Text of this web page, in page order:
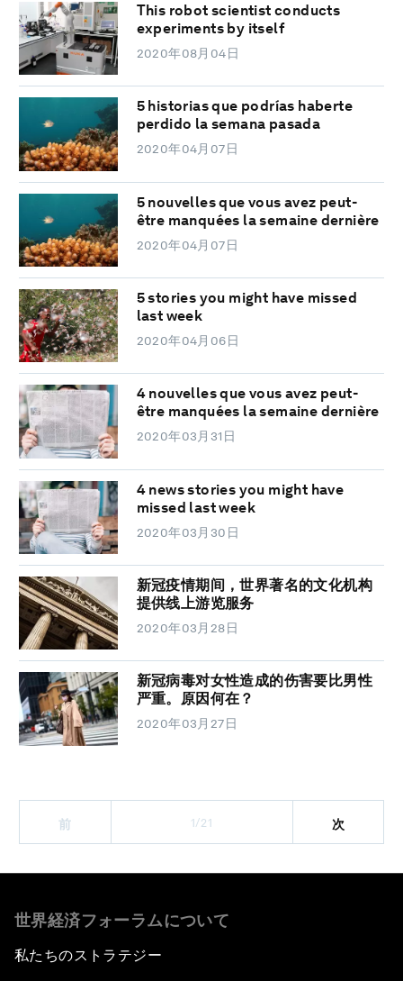
This robot scientist conducts
experiments by itself
2020年08月04日
5 historias que podrías haberte
perdido la semana pasada
2020年04月07日
5 nouvelles que vous avez peut-
être manquées la semaine dernière
2020年04月07日
5 stories you might have missed
last week
2020年04月06日
4 nouvelles que vous avez peut-
être manquées la semaine dernière
2020年03月31日
4 news stories you might have
missed last week
2020年03月30日
新冠疫情期间，世界著名的文化机构
提供线上游览服务
2020年03月28日
新冠病毒对女性造成的伤害要比男性
严重。原因何在？
2020年03月27日
前 1/21 次
世界経済フォーラムについて
私たちのストラテジー